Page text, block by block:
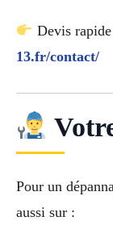
Devis
13.fr/contact/
Pour un
aussi sur :